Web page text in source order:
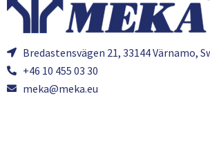
Bredastensvägen 21, 33144 Värnamo,
+46 10 455 03 30
meka@meka.eu